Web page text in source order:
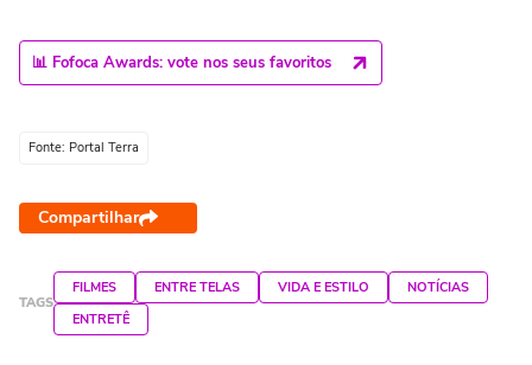
📊 Fofoca Awards: vote nos seus favoritos
Fonte: Portal Terra
Compartilhar
TAGS
FILMES ENTRE TELAS VIDA E ESTILO
NOTÍCIAS
ENTRETÊ